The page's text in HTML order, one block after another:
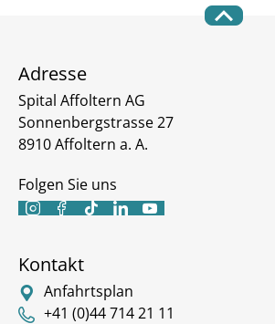
Adresse
Spital Affoltern AG
Sonnenbergstrasse 27
8910 Affoltern a. A.
Folgen Sie uns
    
Kontakt
Anfahrtsplan
+41 (0)44 714 21 11